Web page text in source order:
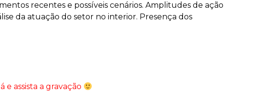
recentes e possíveis cenários. Amplitudes de ação
da atuação do setor no interior. Presença dos
e assista a gravação